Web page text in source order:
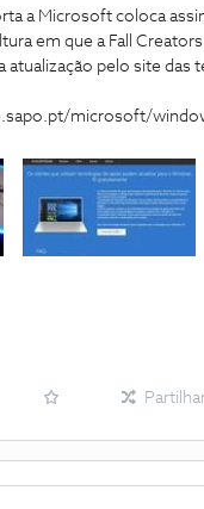
a Microsoft coloca
em que a Fall
atualização pelo site das
microsoft/